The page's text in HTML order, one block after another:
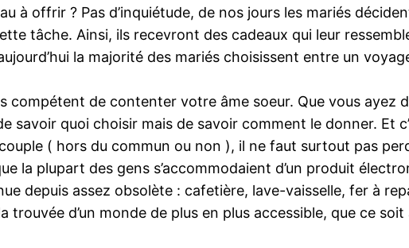
à offrir ? Pas d’inquiétude, de nos jours les mariés
tâche. Ainsi, ils recevront des cadeaux qui leur
la majorité des mariés choisissent entre un
compétent de contenter votre âme soeur. Que vous ayez
savoir quoi choisir mais de savoir comment le donner. Et
couple ( hors du commun ou non ), il ne faut surtout pas
la plupart des gens s’accommodaient d’un produit
depuis assez obsolète : cafetière, lave-vaisselle, fer à
trouvée d’un monde de plus en plus accessible, que ce